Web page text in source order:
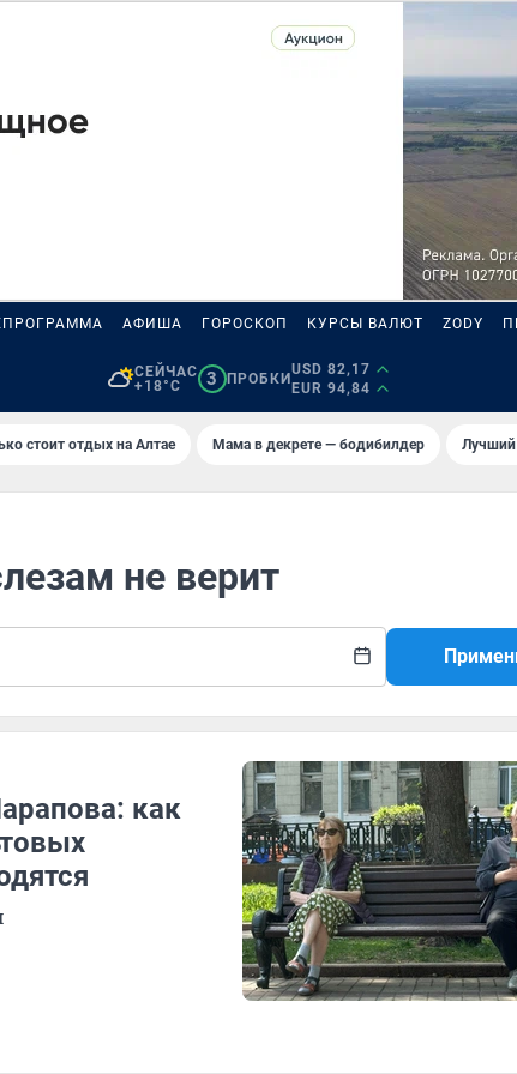
АФИША ГОРОСКОП КУРСЫ ВАЛЮТ ZODY
СЕЙЧАС
+18°C
3 ПРОБКИ
USD 82,17
EUR 94,84
стоит отдых на Алтае Мама в декрете — бодибилдер
не верит
как